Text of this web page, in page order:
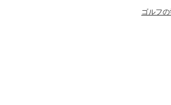
ゴルフ